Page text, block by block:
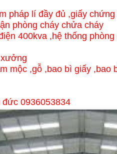
pháp lí đầy đủ ,giấy chứng
phòng cháy chửa cháy
400kva ,hệ thống
mộc ,gỗ ,bao bì giấy ,bao
đức 0936053834